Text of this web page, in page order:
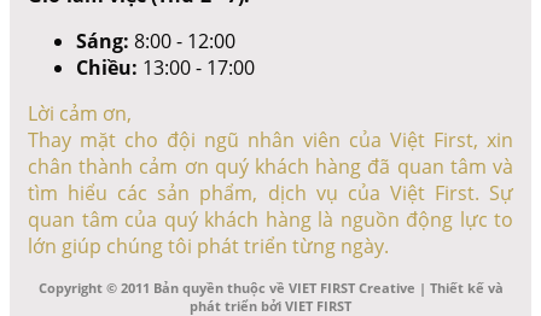
Sáng: 8:00 - 12:00
Chiều: 13:00 - 17:00
Lời cảm ơn,
Thay mặt cho đội ngũ nhân viên của Việt First, xin
chân thành cảm ơn quý khách hàng đã quan tâm và
tìm hiểu các sản phẩm, dịch vụ của Việt First. Sự
quan tâm của quý khách hàng là nguồn động lực to
lớn giúp chúng tôi phát triển từng ngày.
Copyright © 2011 Bản quyền thuộc về VIET FIRST Creative | Thiết kế và
phát triển bởi VIET FIRST